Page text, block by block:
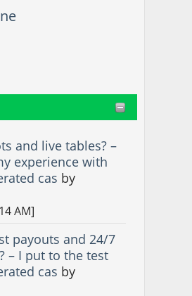
and live tables? –
experience with
cas by
AM]
payouts and 24/7
– I put to the test
cas by